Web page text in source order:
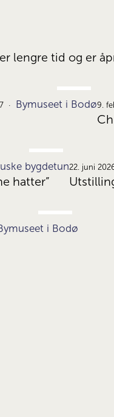
lengre tid og er
18.
Bymuseet i Bodø9.
16.
bygdetun
hatter”
22. juni
3.
i Bodø